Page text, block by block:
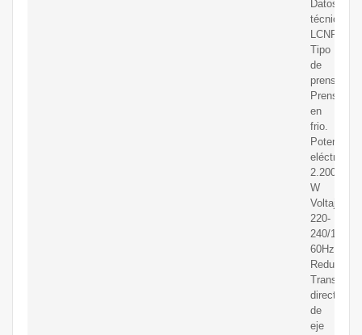
Datos
técnicos
Tipo
de
prensado:
Prensado
en
frio.
Potencia
eléctrica:
2.200
W
Voltaje:
220-
240/1/50-
60Hz.
Reductora:
directa
de
eje